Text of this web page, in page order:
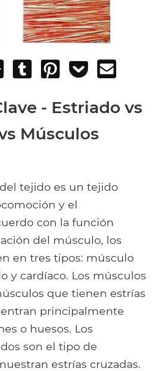
Share
Google+
Post
Tumblr
Pin
Add
Pocket
- Estriado vs
Músculos
tejido es un tejido
y el
con la función
del músculo, los
en tres tipos: músculo
y cardíaco. Los músculos
que tienen estrías
principalmente
o huesos. Los
son el tipo de
estrías cruzadas.